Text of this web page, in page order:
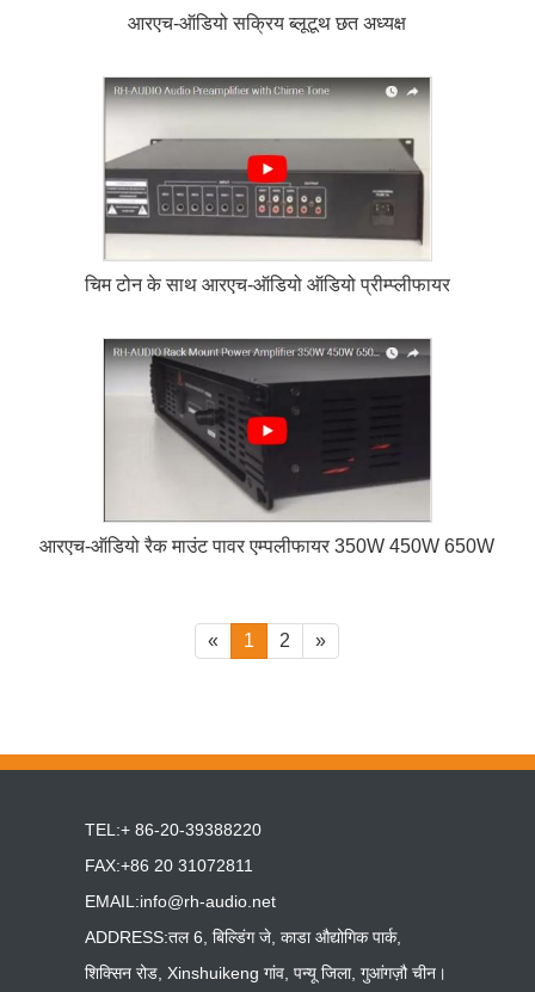
आरएच-ऑडियो सक्रिय ब्लूटूथ छत अध्यक्ष
चिम टोन के साथ आरएच-ऑडियो ऑडियो प्रीम्प्लीफायर
आरएच-ऑडियो रैक माउंट पावर एम्पलीफायर 350W 450W 650W
« 1 2 »
TEL:+ 86-20-39388220
FAX:+86 20 31072811
EMAIL:info@rh-audio.net
ADDRESS:तल 6, बिल्डिंग जे, काडा औद्योगिक पार्क,
शिक्सिन रोड, Xinshuikeng गांव, पन्यू जिला, गुआंगज़ौ चीन।